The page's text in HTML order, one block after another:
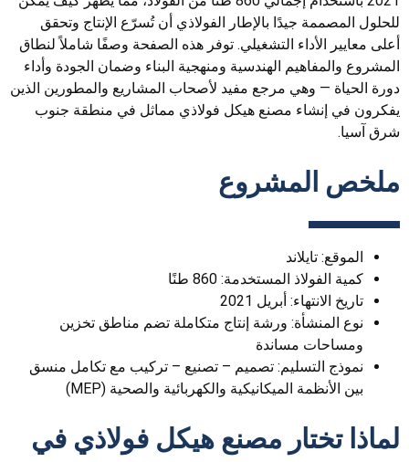
للحلول المصممة جيدًا بالإطار الفولاذي أن تُسرّع الإنتاج وتحقق
أعلى معايير الأداء التشغيلي. توفر هذه الصفحة وصفًا شاملاً لنطاق
المشروع والمفاهيم الهندسية ومنهجية البناء وضمان الجودة وأداء
دورة الحياة — وهي مرجع مفيد لأصحاب المشاريع والمطورين الذين
يفكرون في إنشاء مصنع هيكل فولاذي مماثل في منطقة جنوب
شرق آسيا.
ملخص المشروع
الموقع: تايلاند
كمية الفولاذ المستخدمة: 860 طنًا
تاريخ الانتهاء: أبريل 2021
نوع المنشأة: ورشة إنتاج متكاملة تضم مناطق تخزين
ومساحات مساندة
نموذج التسليم: تصميم – تصنيع – تركيب مع تكامل منسق
بين الأنظمة الميكانيكية والكهربائية والصحية (MEP)
لماذا تختار مصنع هيكل فولاذي في